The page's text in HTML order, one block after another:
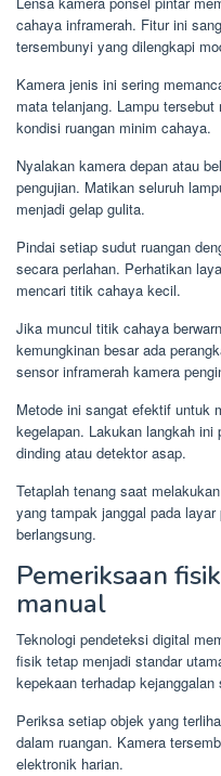
cahaya inframerah. Fitur ini
tersembunyi yang dilengkapi
Kamera jenis ini sering
mata telanjang. Lampu
kondisi ruangan minim cahaya.
Nyalakan kamera depan atau
pengujian. Matikan seluruh
menjadi gelap gulita.
Pindai setiap sudut ruangan
secara perlahan. Perhatikan
mencari titik cahaya kecil.
Jika muncul titik cahaya
kemungkinan besar ada
sensor inframerah kamera
Metode ini sangat efektif untuk
kegelapan. Lakukan langkah ini
dinding atau detektor asap.
Tetaplah tenang saat
yang tampak janggal pada
berlangsung.
Pemeriksaan
manual
Teknologi pendeteksi digital
fisik tetap menjadi standar
kepekaan terhadap kejanggalan
Periksa setiap objek yang
dalam ruangan. Kamera
elektronik harian.